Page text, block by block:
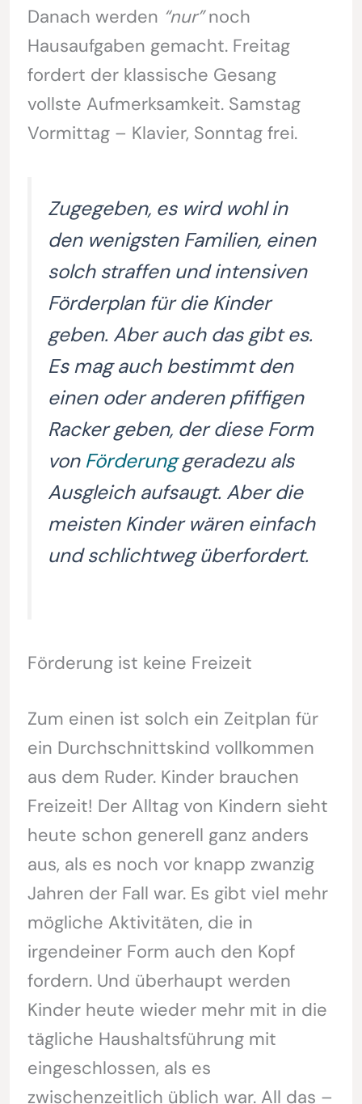
Danach werden “nur”noch
Hausaufgaben gemacht. Freitag
fordert der klassische Gesang
vollste Aufmerksamkeit. Samstag
Vormittag – Klavier, Sonntag frei.
Zugegeben, es wird wohl in
den wenigsten Familien, einen
solch straffen und intensiven
Förderplan für die Kinder
geben. Aber auch das gibt es.
Es mag auch bestimmt den
einen oder anderen pfiffigen
Racker geben, der diese Form
von Förderunggeradezu als
Ausgleich aufsaugt. Aber die
meisten Kinder wären einfach
und schlichtweg überfordert.
Förderung ist keine Freizeit
Zum einen ist solch ein Zeitplan für
ein Durchschnittskind vollkommen
aus dem Ruder. Kinder brauchen
Freizeit! Der Alltag von Kindern sieht
heute schon generell ganz anders
aus, als es noch vor knapp zwanzig
Jahren der Fall war. Es gibt viel mehr
mögliche Aktivitäten, die in
irgendeiner Form auch den Kopf
fordern. Und überhaupt werden
Kinder heute wieder mehr mit in die
tägliche Haushaltsführung mit
eingeschlossen, als es
zwischenzeitlich üblich war. All das –